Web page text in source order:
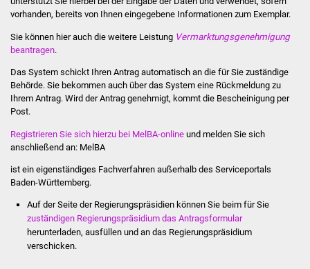
Ärzte und Apotheken
Hitzewarnung / UV-
Bürgerbus (MOBS)
Abfall und Entsorgung
Kultur & Freizeit
vorhanden, bereits von Ihnen eingegebene Informationen zum Exemplar.
Sie können hier auch die weitere Leistung Vermarktungsgenehmigung
beantragen.
Das System schickt Ihren Antrag automatisch an die für Sie zuständige
Behörde. Sie bekommen auch über das System eine Rückmeldung zu
Ihrem Antrag. Wird der Antrag genehmigt, kommt die Bescheinigung per
Post.
Registrieren Sie sich hierzu bei MelBA-online und melden Sie sich
anschließend an: MelBA
ist ein eigenständiges Fachverfahren außerhalb des Serviceportals
Baden-Württemberg.
Auf der Seite der Regierungspräsidien können Sie beim für Sie
zuständigen Regierungspräsidium das Antragsformular
herunterladen, ausfüllen und an das Regierungspräsidium
verschicken.